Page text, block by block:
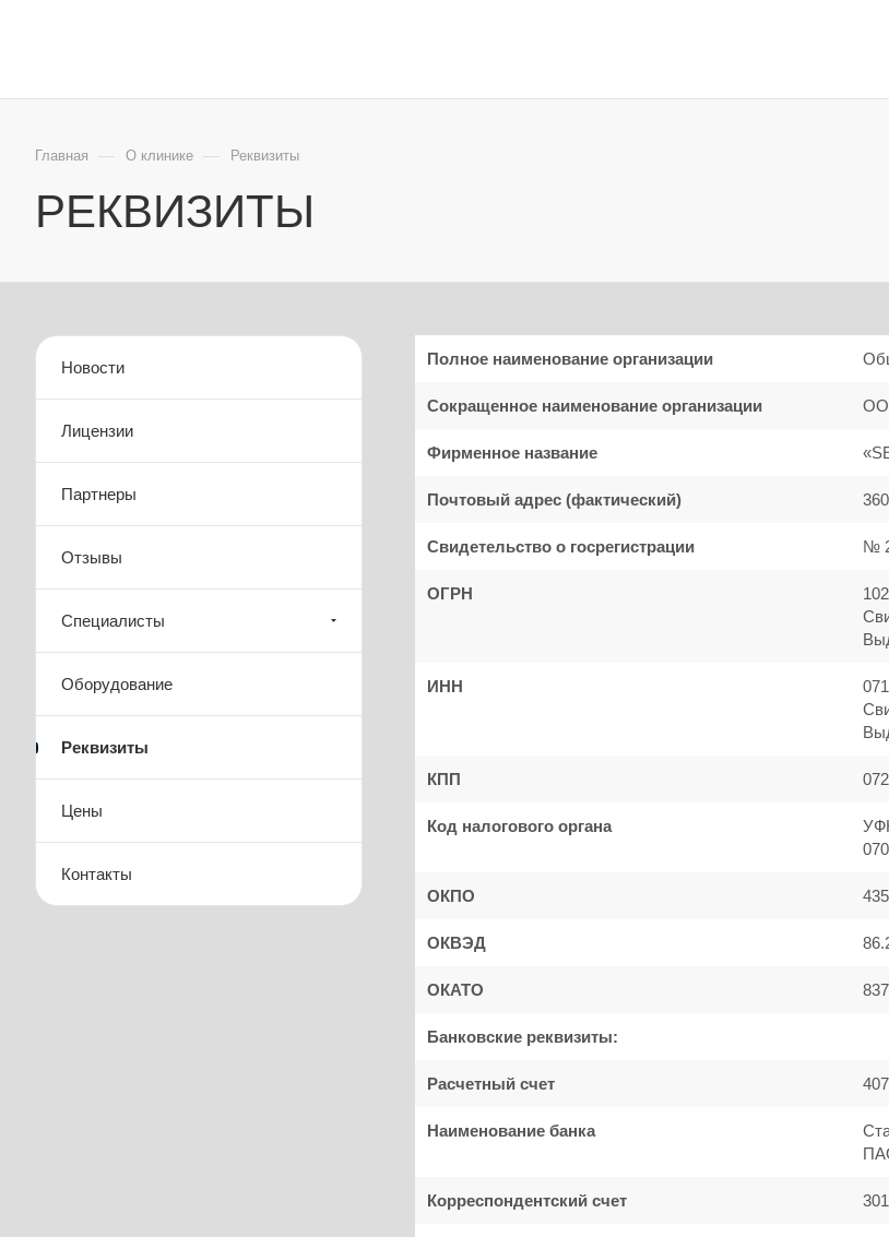
Главная — О клинике — Реквизиты
РЕКВИЗИТЫ
Полное наименование организации
Сокращенное наименование организации
Фирменное название
Почтовый адрес (фактический)
Свидетельство о госрегистрации №
ОГРН
ИНН
КПП
Код налогового органа
ОКПО
ОКВЭД
ОКАТО
Банковские реквизиты:
Расчетный счет
Наименование банка
Корреспондентский счет
Новости
Лицензии
Партнеры
Отзывы
Специалисты
Оборудование
Реквизиты
Цены
Контакты